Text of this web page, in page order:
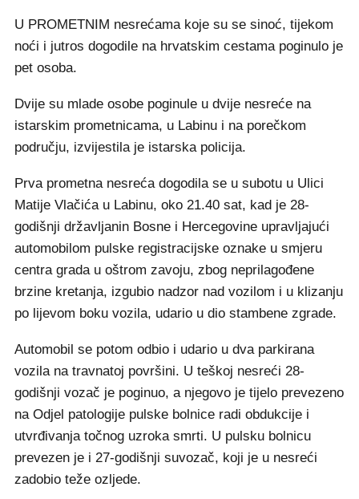
U PROMETNIM nesrećama koje su se sinoć, tijekom
noći i jutros dogodile na hrvatskim cestama poginulo je
pet osoba.
Dvije su mlade osobe poginule u dvije nesreće na
istarskim prometnicama, u Labinu i na porečkom
području, izvijestila je istarska policija.
Prva prometna nesreća dogodila se u subotu u Ulici
Matije Vlačića u Labinu, oko 21.40 sat, kad je 28-
godišnji državljanin Bosne i Hercegovine upravljajući
automobilom pulske registracijske oznake u smjeru
centra grada u oštrom zavoju, zbog neprilagođene
brzine kretanja, izgubio nadzor nad vozilom i u klizanju
po lijevom boku vozila, udario u dio stambene zgrade.
Automobil se potom odbio i udario u dva parkirana
vozila na travnatoj površini. U teškoj nesreći 28-
godišnji vozač je poginuo, a njegovo je tijelo prevezeno
na Odjel patologije pulske bolnice radi obdukcije i
utvrđivanja točnog uzroka smrti. U pulsku bolnicu
prevezen je i 27-godišnji suvozač, koji je u nesreći
zadobio teže ozljede.